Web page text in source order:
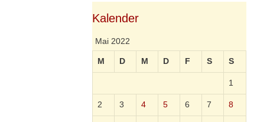
Kalender
Mai 2022
M D M D F S S
1
2 3 4 5 6 7 8